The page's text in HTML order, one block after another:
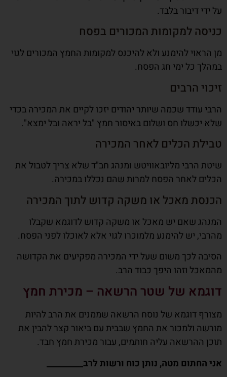
על ידי דיבור בלבד.
כניסה למקומות המכורים בפסח
מן הראוי להימנע ולא להיכנס למקומות החמץ המכורים לגוי
במהלך כל ימי חג הפסח.
זיכוי הרבים
הרבי עודד שכמה שיותר יהודים יזכו לקיים את המכירה בכדי
שלא יכשלו חס ושלום באיסור חמץ "בל יראה ובל ימצא".
טבילת הכלים לאחר המכירה
שיטת הרבי מליובאוויטש ומנהג חב"ד שלא צריך לטבול את
הכלים לאחר הפסח למרות שהם נכללו במכירה.
הכנסת מאכל או משקה קדוש לתוך המכירה
המנהג שאם יש מאכל או משקה קדוש לדוגמא שקבלו
מהרבי, יש להימנע מלמוכרו לגוי אלא לאוכלו לפני הפסח.
הסיבה לכך משום שעל ידי המכירה מפקיעים את הקדושה
מהמאכל וזהו היפך כבוד הרב.
דוגמא של שטר הרשאה – מכירת חמץ
מצורף דוגמא של נוסח הרשאה שממנים את הרב להיות
מורשה ולמכור את החמץ שבבית עם ביאור קצר להבין את
תוכן ההרשאה עליה חותמים, עבור מכירת חמץ חבד.
אני החתום מטה, נותן כוח ורשות לרב_________